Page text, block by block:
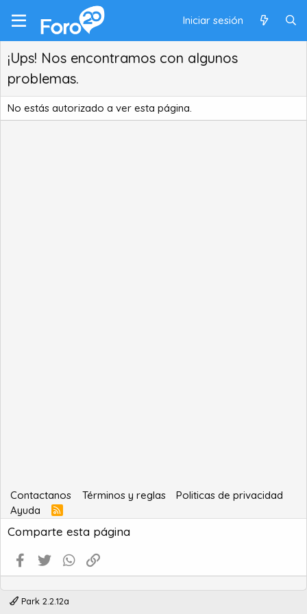
Iniciar sesión
¡Ups! Nos encontramos con algunos
problemas.
No estás autorizado a ver esta página.
Contactanos Términos y reglas
Politicas de privacidad
Ayuda
R
S
S
Comparte esta página
Facebook
Twitter WhatsApp
Park 2.2.12a